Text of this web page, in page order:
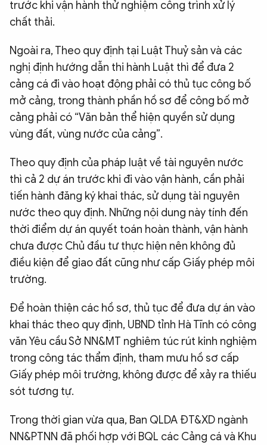
trước khi vận hành thử nghiệm công trình xử lý
chất thải.
Ngoài ra, Theo quy định tại Luật Thuỷ sản và các
nghị định hướng dẫn thi hành Luật thì để đưa 2
cảng cá đi vào hoạt động phải có thủ tục công bố
mở cảng, trong thành phần hồ sơ để công bố mở
cảng phải có “Văn bản thể hiện quyền sử dụng
vùng đất, vùng nước của cảng”.
Theo quy định của pháp luật về tài nguyên nước
thì cả 2 dự án trước khi đi vào vận hành, cần phải
tiến hành đăng ký khai thác, sử dụng tài nguyên
nước theo quy định. Những nội dung này tính đến
thời điểm dự án quyết toán hoàn thành, vận hành
chưa được Chủ đầu tư thực hiện nên không đủ
điều kiện để giao đất cũng như cấp Giấy phép môi
trường.
Để hoàn thiện các hồ sơ, thủ tục để đưa dự án vào
khai thác theo quy định, UBND tỉnh Hà Tĩnh có công
văn Yêu cầu Sở NN&MT nghiêm túc rút kinh nghiệm
trong công tác thẩm định, tham mưu hồ sơ cấp
Giấy phép môi trường, không được để xảy ra thiếu
sót tương tự.
Trong thời gian vừa qua, Ban QLDA ĐT&XD ngành
NN&PTNN đã phối hợp với BQL các Cảng cá và Khu